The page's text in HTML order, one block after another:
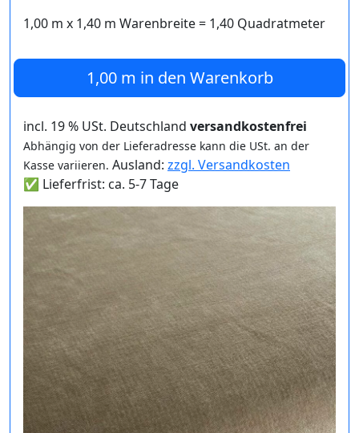
1,00 m x 1,40 m Warenbreite = 1,40 Quadratmeter
1,00 m in den Warenkorb
incl. 19 % USt. Deutschland versandkostenfrei
Abhängig von der Lieferadresse kann die USt. an der
Kasse variieren. Ausland: zzgl. Versandkosten
✅ Lieferfrist: ca. 5-7 Tage